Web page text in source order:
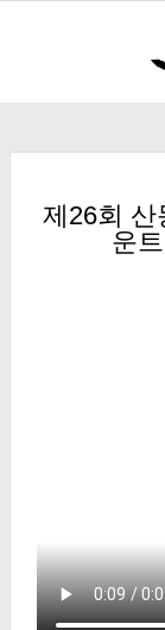
제26회 산
운